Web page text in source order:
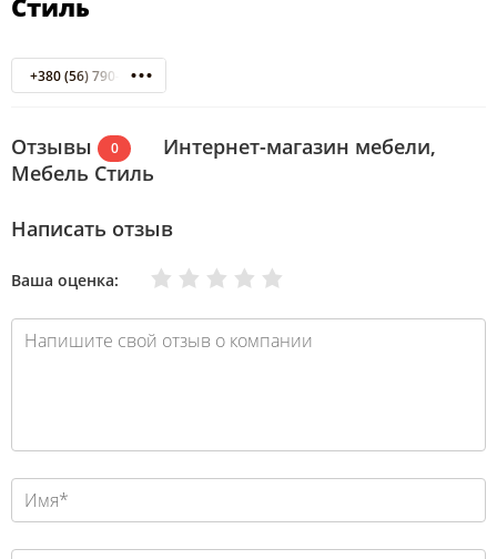
Стиль
+380 (56) 790-85-60
Отзывы 0
Интернет-магазин мебели,
Мебель Стиль
Написать отзыв
Ваша оценка: Отлично
Хорошо
Нормально
Плохо
Очень плохо